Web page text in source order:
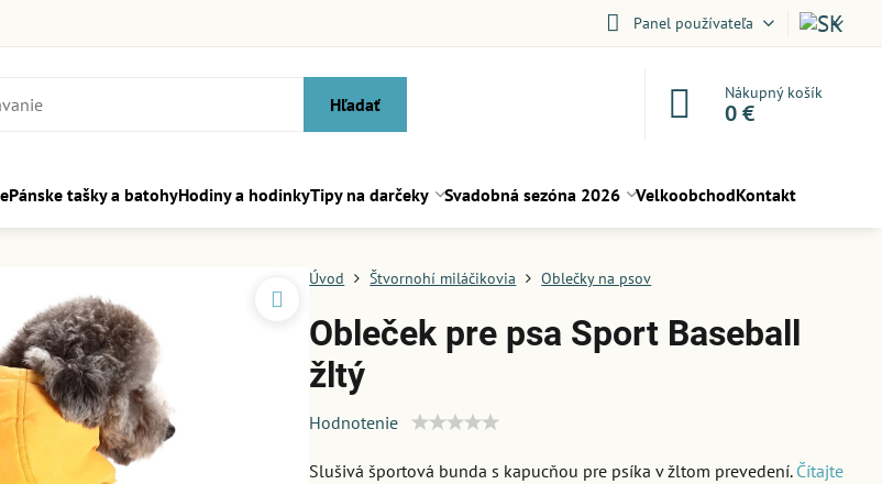
Panel používateľa
Hľadať
Nákupný košík
0 €
Pánske tašky a batohyHodiny a hodinkyTipy na darčeky Svadobná sezóna 2026 VelkoobchodKontakt
Úvod Štvornohí miláčikovia Oblečky na psov
Obleček pre psa Sport Baseball
žltý
Hodnotenie
Slušivá športová bunda s kapucňou pre psíka v žltom prevedení. Čítajte